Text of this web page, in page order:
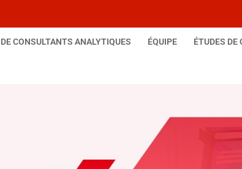
CONSULTANTS ANALYTIQUES ÉQUIPE ÉTUDES DE